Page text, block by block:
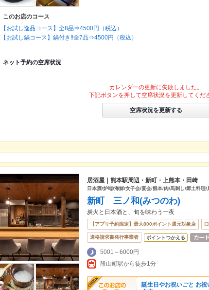
このお店のコース
【お試し逸品コース】全8品⇒4500円（税込）
【お試し鍋コース】鍋付き!!全7品⇒4500円（税込）
ネット予約の空席状況
カレンダーの更新に失敗しました。
下記ボタンを押して空席状況を更新してくだ
空席状況を更新する
居酒屋｜熊本駅周辺・新町・上熊本・田崎
日本酒/炉端/海鮮/女子会/宴会/熊本/肉/馬刺し/郷土料理/
新町 三ノ和(みつのわ)
炭火と日本酒と、旬を味わう一夜
【アプリ予約限定】最大800ポイント還元対象店
適格請求書発行事業者 ポイントつかえる
5001～6000円
段山町駅から徒歩1分
誕生日やお祝いごと お